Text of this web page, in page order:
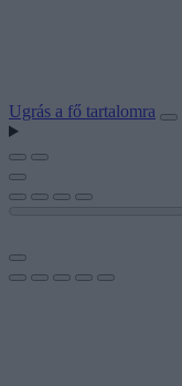
Ugrás a fő tartalomra